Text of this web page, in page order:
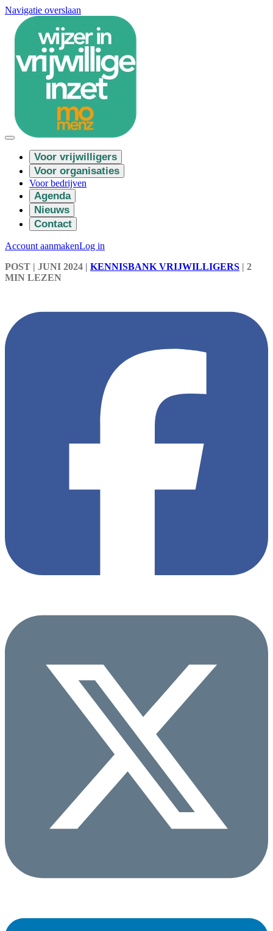
Navigatie overslaan
Voor vrijwilligers
Voor organisaties
Voor bedrijven
Agenda
Nieuws
Contact
Account aanmakenLog in
POST | JUNI 2024 | KENNISBANK VRIJWILLIGERS | 2
MIN LEZEN